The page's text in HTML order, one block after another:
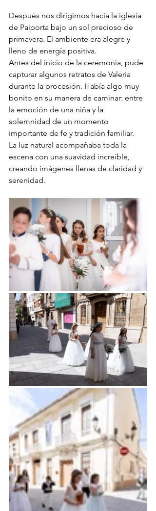
Después nos dirigimos hacia la iglesia
de Paiporta bajo un sol precioso de
primavera. El ambiente era alegre y
lleno de energía positiva.
Antes del inicio de la ceremonia, pude
capturar algunos retratos de Valeria
durante la procesión. Había algo muy
bonito en su manera de caminar: entre
la emoción de una niña y la
solemnidad de un momento
importante de fe y tradición familiar.
La luz natural acompañaba toda la
escena con una suavidad increíble,
creando imágenes llenas de claridad y
serenidad.